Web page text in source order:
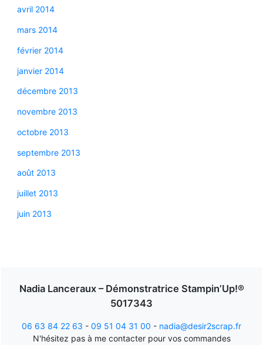
avril 2014
mars 2014
février 2014
janvier 2014
décembre 2013
novembre 2013
octobre 2013
septembre 2013
août 2013
juillet 2013
juin 2013
Nadia Lanceraux – Démonstratrice Stampin’Up!®
5017343
06 63 84 22 63 - 09 51 04 31 00 - nadia@desir2scrap.fr
N'hésitez pas à me contacter pour vos commandes